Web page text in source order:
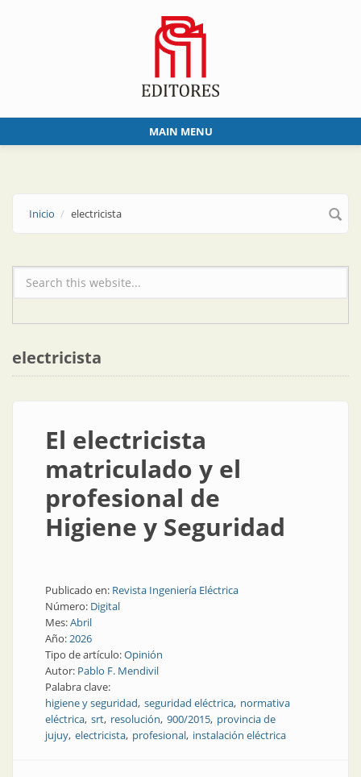
MAIN MENU
Inicio electricista
Formulario de búsqueda
electricista
El electricista
matriculado y el
profesional de
Higiene y Seguridad
Publicado en: Revista Ingeniería Eléctrica
Número: Digital
Mes:Abril
Año:2026
Tipo de artículo:Opinión
Autor: Pablo F. Mendivil
Palabra clave:
higiene y seguridad seguridad eléctrica normativa
eléctrica srt resolución 900/2015 provincia de
jujuy electricista profesional instalación eléctrica